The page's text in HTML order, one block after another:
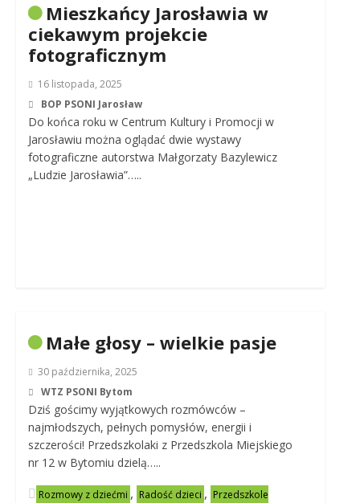
Mieszkańcy Jarosławia w
ciekawym projekcie
fotograficznym
16 listopada, 2025
BOP PSONI Jarosław
Do końca roku w Centrum Kultury i Promocji w
Jarosławiu można oglądać dwie wystawy
fotograficzne autorstwa Małgorzaty Bazylewicz
„Ludzie Jarosławia”…..
Małe głosy – wielkie pasje
30 października, 2025
WTZ PSONI Bytom
Dziś gościmy wyjątkowych rozmówców –
najmłodszych, pełnych pomysłów, energii i
szczerości! Przedszkolaki z Przedszkola Miejskiego
nr 12 w Bytomiu dzielą…..
Rozmowy z dziećmi , Radość dzieci , Przedszkole